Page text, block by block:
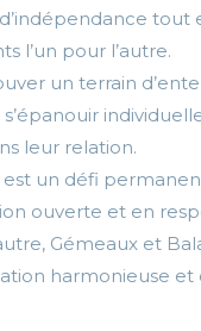
tout
l’un pour l’autre.
un terrain
leur relation.
un défi
ouverte et en
Gémeaux et
harmonieuse et